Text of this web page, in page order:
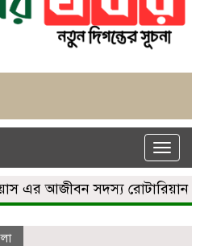
Toggle
এর আজীবন সদস্য রোটারিয়ান